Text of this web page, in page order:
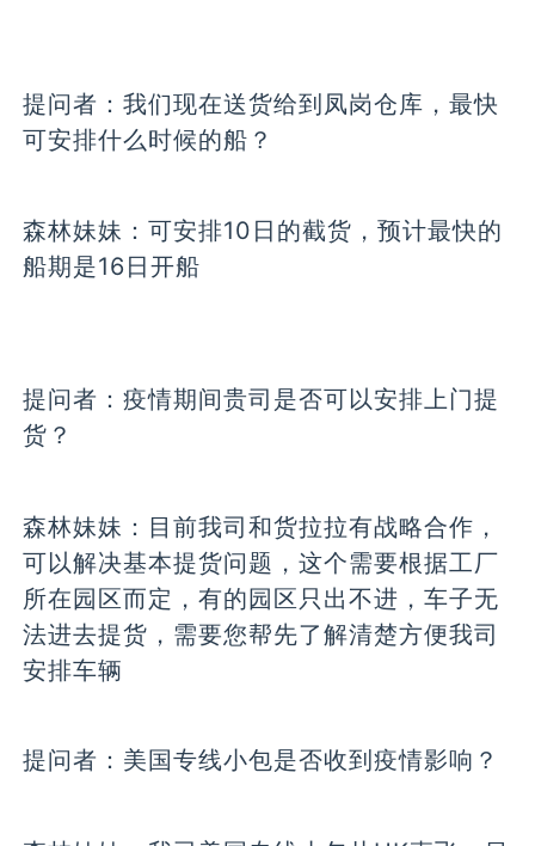
提问者：我们现在送货给到凤岗仓库，最快
可安排什么时候的船？
森林妹妹：可安排10日的截货，预计最快的
船期是16日开船
提问者：疫情期间贵司是否可以安排上门提
货？
森林妹妹： 目前我司和货拉拉有战略合作，
可以解决基本提货问题，这个需要根据工厂
所在园区而定，有的园区只出不进，车子无
法进去提货，需要您帮先了解清楚方便我司
安排车辆
提问者： 美国专线小包是否收到疫情影响？